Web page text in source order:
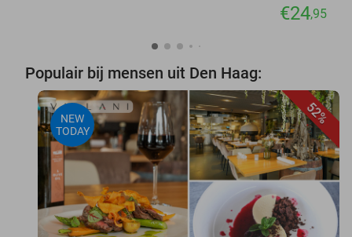
€24,95
Populair bij mensen uit Den Haag:
52%
NEW
TODAY